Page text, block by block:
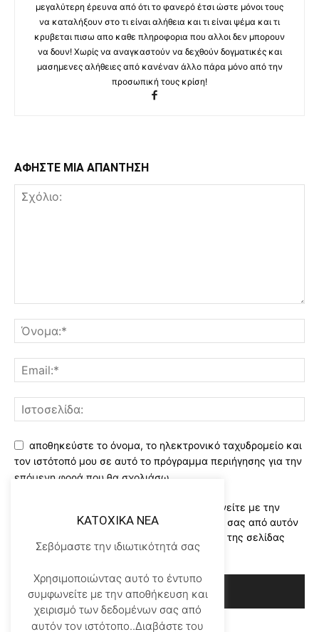
μεγαλύτερη έρευνα από ότι το φανερό έτσι ώστε μόνοι τους
να καταλήξουν στο τι είναι αλήθεια και τι είναι ψέμα και τι
κρυβεται πισω απο καθε πληροφορια που αλλοι δεν μπορουν
να δουν! Χωρίς να αναγκαστούν να δεχθούν δογματικές και
μασημενες αλήθειες από κανέναν άλλο πάρα μόνο από την
προσωπική τους κρίση!
ΑΦΗΣΤΕ ΜΙΑ ΑΠΑΝΤΗΣΗ
αποθηκεύστε το όνομα, το ηλεκτρονικό ταχυδρομείο και
τον ιστότοπό μου σε αυτό το πρόγραμμα περιήγησης για την
επόμενη φορά που θα σχολιάσω.
Χρησιμοποιώντας αυτό το έντυπο συμφωνείτε με την
αποθήκευση και χειρισμό των δεδομένων σας από αυτόν
τον ιστότοπο..Διαβάστε του ορους χρήσης της σελίδας
μας*
KATOXIKA NEA
Σεβόμαστε την ιδιωτικότητά σας
Χρησιμοποιώντας αυτό το έντυπο
συμφωνείτε με την αποθήκευση και
χειρισμό των δεδομένων σας από
αυτόν τον ιστότοπο..Διαβάστε του